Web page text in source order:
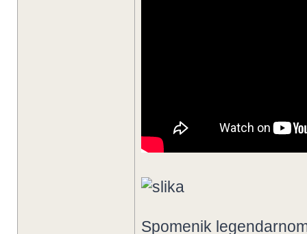
Spomenik